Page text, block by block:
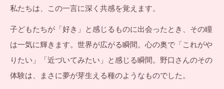
私たちは、この一言に深く共感を覚えます。
子どもたちが「好き」と感じるものに出会ったとき、その瞳
は一気に輝きます。世界が広がる瞬間。心の奥で「これがや
りたい」「近づいてみたい」と感じる瞬間。野口さんのその
体験は、まさに夢が芽生える種のようなものでした。